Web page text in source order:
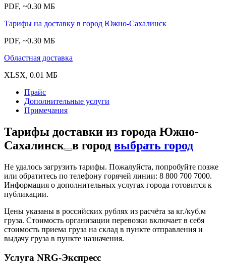
PDF, ~0.30 МБ
Тарифы на доставку в город Южно-Сахалинск
PDF, ~0.30 МБ
Областная доставка
XLSX, 0.01 МБ
Прайс
Дополнительные услуги
Примечания
Тарифы доставки из города Южно-
Сахалинск
в город выбрать город
Не удалось загрузить тарифы. Пожалуйста, попробуйте позже
или обратитесь по телефону горячей линии: 8 800 700 7000.
Информация о дополнительных услугах города готовится к
публикации.
Цены указаны в российских рублях из расчёта за кг./куб.м
груза. Стоимость организации перевозки включает в себя
стоимость приема груза на склад в пункте отправления и
выдачу груза в пункте назначения.
Услуга NRG-Экспресс